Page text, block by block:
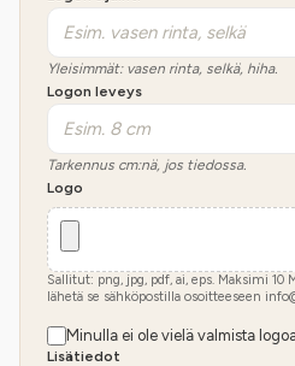
Yleisimmät: vasen rinta, selkä, hiha.
Logon leveys
Tarkennus cm:nä, jos tiedossa.
Logo
Sallitut: png, jpg, pdf, ai, eps. Maksimi 10
lähetä se sähköpostilla osoitteeseen
Minulla ei ole vielä valmista
Lisätiedot